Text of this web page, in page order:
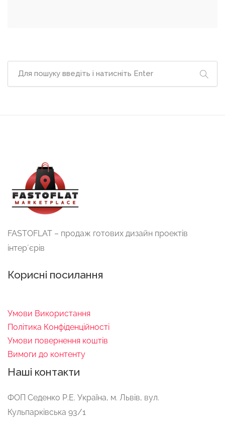
FASTOFLAT – продаж готових дизайн проектів
інтерʼєрів
Корисні посилання
Умови Використання
Політика Конфіденційності
Умови повернення коштів
Вимоги до контенту
Наші контакти
ФОП Ceдeнко Р.E. Україна, м. Львів, вул.
Кульпарківська 93/1